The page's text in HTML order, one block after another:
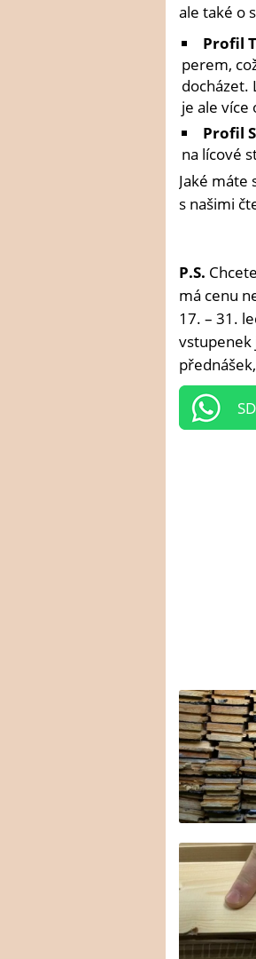
ale také o
Profil
perem,
docházet.
je ale více
Profil
na lícové
Jaké máte
s našimi
P.S.
má cenu
17. – 31.
vstupenek